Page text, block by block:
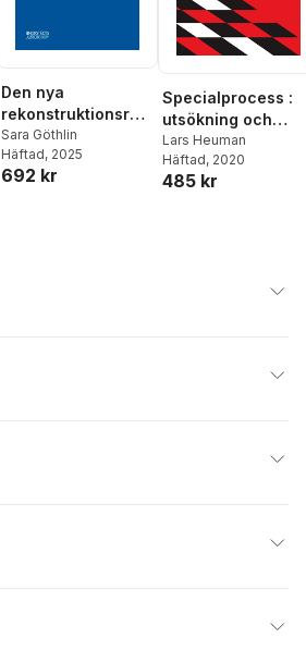
Den nya
rekonstruktionsrätt
en : Särskilt om
förändringar av
gäldenärens akt
Sara Göthlin
Häftad, 2025
692 kr
Specialprocess :
utsökning och
konkurs
Lars Heuman
Häftad, 2020
485 kr